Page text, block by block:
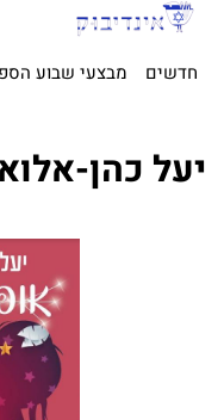
חדשים מבצעי שבוע הספר
יעל כהן-